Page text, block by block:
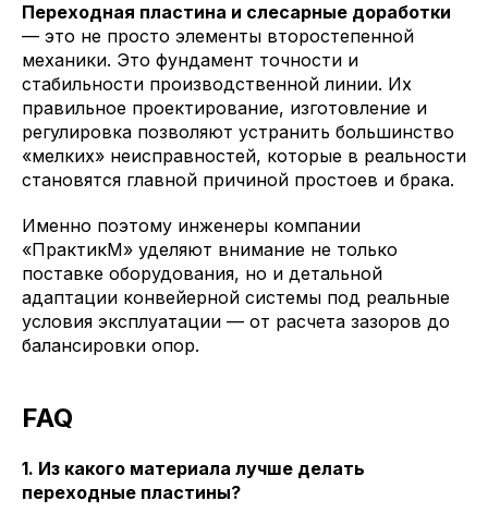
Переходная пластина и слесарные доработки
— это не просто элементы второстепенной
механики. Это фундамент точности и
стабильности производственной линии. Их
правильное проектирование, изготовление и
регулировка позволяют устранить большинство
«мелких» неисправностей, которые в реальности
становятся главной причиной простоев и брака.
Именно поэтому инженеры компании
«ПрактикМ» уделяют внимание не только
поставке оборудования, но и детальной
адаптации конвейерной системы под реальные
условия эксплуатации — от расчета зазоров до
балансировки опор.
FAQ
1. Из какого материала лучше делать
переходные пластины?